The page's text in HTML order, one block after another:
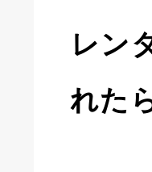
レン
れた